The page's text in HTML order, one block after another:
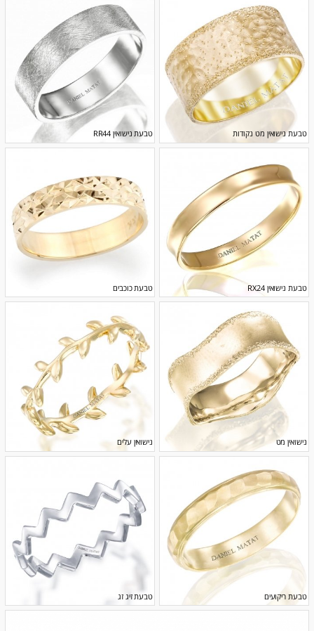
טבעת נישואין RR44 טבעת נישואין מט נקודות
טבעת כוכבים טבעת נישואין RX24
נישואין עלים נישואין מט
טבעת זיג זג טבעת ריקועים